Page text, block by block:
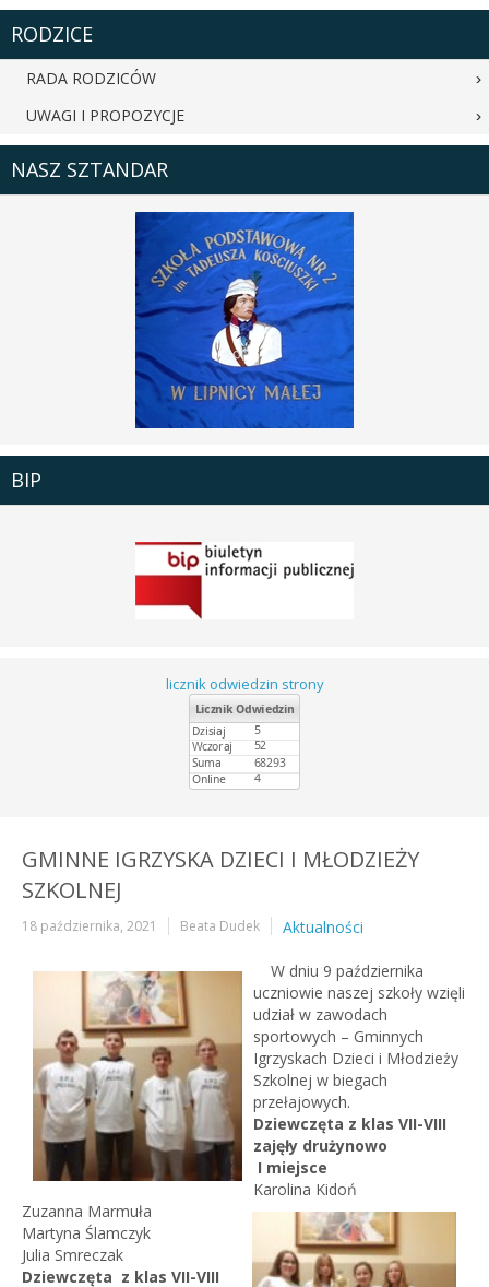
RODZICE
RADA RODZICÓW
UWAGI I PROPOZYCJE
NASZ SZTANDAR
BIP
licznik odwiedzin strony
GMINNE IGRZYSKA DZIECI I MŁODZIEŻY
SZKOLNEJ
18 października, 2021 Beata Dudek Aktualności
W dniu 9 października
uczniowie naszej szkoły wzięli
udział w zawodach
sportowych – Gminnych
Igrzyskach Dzieci i Młodzieży
Szkolnej w biegach
przełajowych.
Dziewczęta z klas VII-VIII
zajęły drużynowo
I miejsce
Karolina Kidoń
Zuzanna Marmuła
Martyna Ślamczyk
Julia Smreczak
Dziewczęta z klas VII-VIII